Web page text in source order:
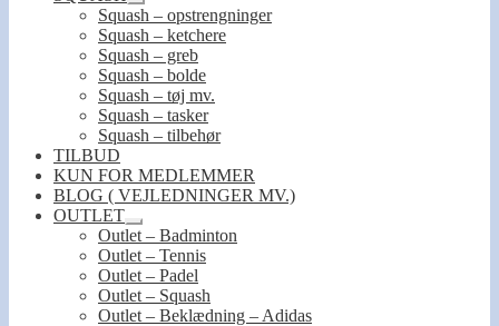
Udfold
undermenu
Squash – opstrengninger
Squash – ketchere
Squash – greb
Squash – bolde
Squash – tøj mv.
Squash – tasker
Squash – tilbehør
TILBUD
KUN FOR MEDLEMMER
BLOG ( VEJLEDNINGER MV.)
OUTLET
Udfold
undermenu
Outlet – Badminton
Outlet – Tennis
Outlet – Padel
Outlet – Squash
Outlet – Beklædning – Adidas